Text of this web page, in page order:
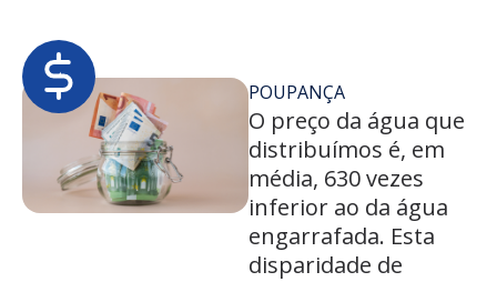
POUPANÇA
O preço da água que
distribuímos é, em
média, 630 vezes
inferior ao da água
engarrafada. Esta
disparidade de